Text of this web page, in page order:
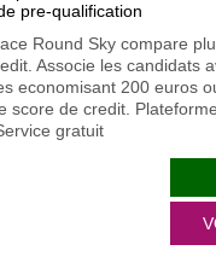
pre-qualification
Round Sky compare
Associe les candidats
economisant 200 euros
score de credit.
gratuit